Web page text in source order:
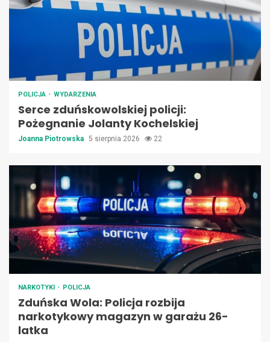
POLICJA WYDARZENIA
Serce zduńskowolskiej policji:
Pożegnanie Jolanty Kochelskiej
Joanna Piotrowska 5 sierpnia 2026 22
NARKOTYKI POLICJA
Zduńska Wola: Policja rozbija
narkotykowy magazyn w garażu 26-
latka